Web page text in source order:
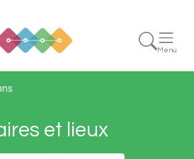
Menu
et lieux